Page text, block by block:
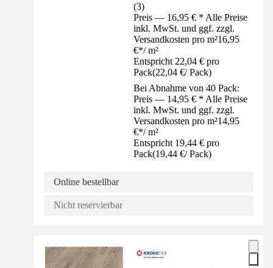
(3)
Preis — 16,95 € * Alle Preise
inkl. MwSt. und ggf. zzgl.
Versandkosten pro m²16,95
€*/ m²
Entspricht 22,04 € pro
Pack(22,04 €/ Pack)
Bei Abnahme von 40 Pack:
Preis — 14,95 € * Alle Preise
inkl. MwSt. und ggf. zzgl.
Versandkosten pro m²14,95
€*/ m²
Entspricht 19,44 € pro
Pack(19,44 €/ Pack)
Online bestellbar
Nicht reservierbar